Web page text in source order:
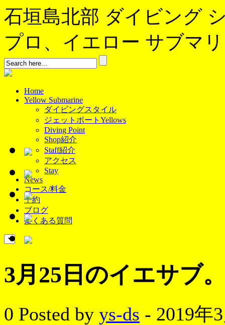
石垣島北部 ダイビング
プロ、イエロー サブマ
Home
Yellow Submarine
ダイビングスタイル
ジェットボートYellows
Diving Point
Shop紹介
Staff紹介
アクセス
Stay
News
コース/料金
予約
ブログ
よくある質問
3月25日のイエサブ
0 Posted by ys-ds - 2019年